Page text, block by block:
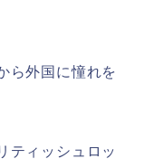
ら外国に憧れを
ティッシュロッ